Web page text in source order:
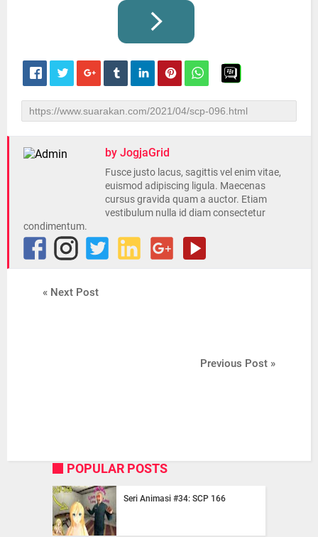
by JogjaGrid
Fusce justo lacus, sagittis vel enim vitae,
euismod adipiscing ligula. Maecenas
cursus gravida quam a auctor. Etiam
vestibulum nulla id diam consectetur
condimentum.
« Next Post
Previous Post »
POPULAR POSTS
Seri Animasi #34: SCP 166